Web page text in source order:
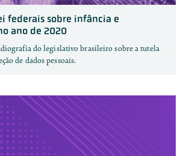
federais sobre infância e
ano de 2020
do legislativo brasileiro sobre a tutela
de dados pessoais.